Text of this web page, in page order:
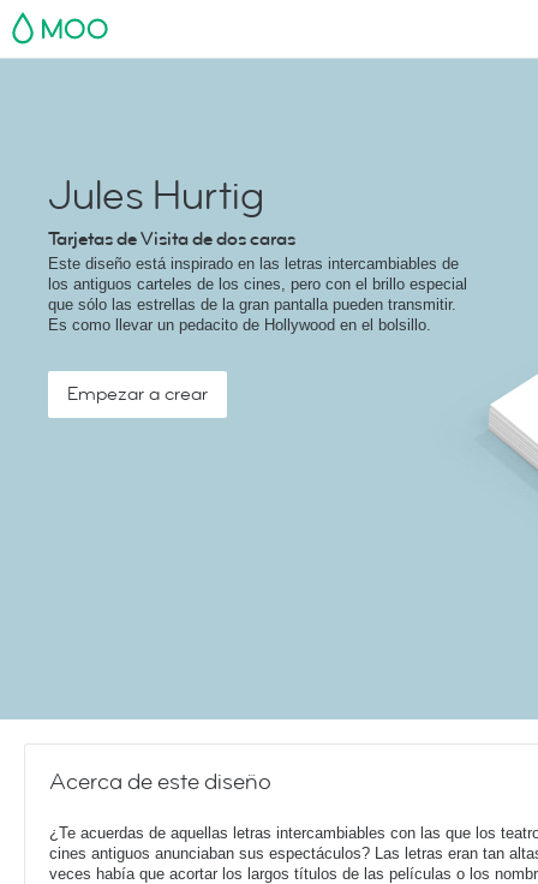
MOO
Jules Hurtig
Tarjetas de Visita de dos caras
Este diseño está inspirado en las letras intercambiables de
los antiguos carteles de los cines, pero con el brillo especial
que sólo las estrellas de la gran pantalla pueden transmitir.
Es como llevar un pedacito de Hollywood en el bolsillo.
Empezar a crear
Acerca de este diseño
¿Te acuerdas de aquellas letras intercambiables con las que los
cines antiguos anunciaban sus espectáculos? Las letras eran tan
veces había que acortar los largos títulos de las películas o los